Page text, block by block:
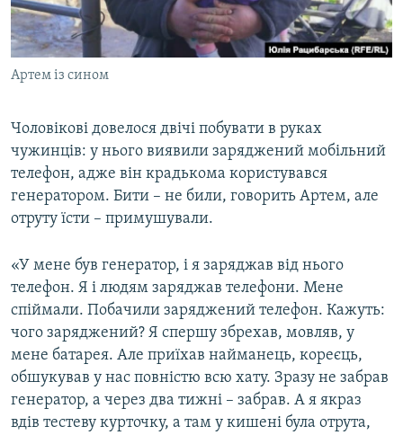
Артем із сином
Чоловікові довелося двічі побувати в руках
чужинців: у нього виявили заряджений мобільний
телефон, адже він крадькома користувався
генератором. Бити – не били, говорить Артем, але
отруту їсти – примушували.
«У мене був генератор, і я заряджав від нього
телефон. Я і людям заряджав телефони. Мене
спіймали. Побачили заряджений телефон. Кажуть:
чого заряджений? Я спершу збрехав, мовляв, у
мене батарея. Але приїхав найманець, кореєць,
обшукував у нас повністю всю хату. Зразу не забрав
генератор, а через два тижні – забрав. А я якраз
вдів тестеву курточку, а там у кишені була отрута,